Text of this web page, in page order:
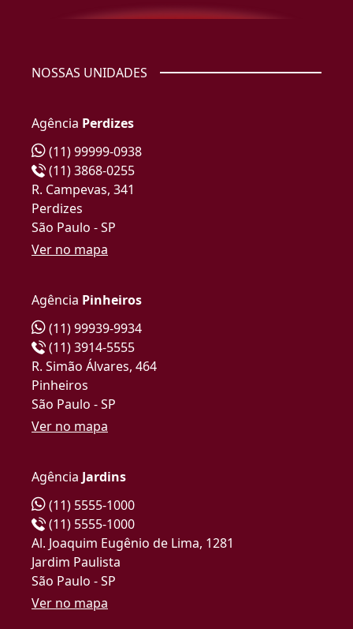
NOSSAS UNIDADES
Agência Perdizes
(11) 99999-0938
(11) 3868-0255
R. Campevas, 341
Perdizes
São Paulo - SP
Ver no mapa
Agência Pinheiros
(11) 99939-9934
(11) 3914-5555
R. Simão Álvares, 464
Pinheiros
São Paulo - SP
Ver no mapa
Agência Jardins
(11) 5555-1000
(11) 5555-1000
Al. Joaquim Eugênio de Lima, 1281
Jardim Paulista
São Paulo - SP
Ver no mapa